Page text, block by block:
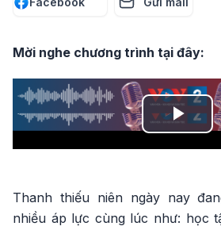
Mời nghe chương trình tại đây:
Thanh thiếu niên ngày nay
nhiều áp lực cùng lúc như: học